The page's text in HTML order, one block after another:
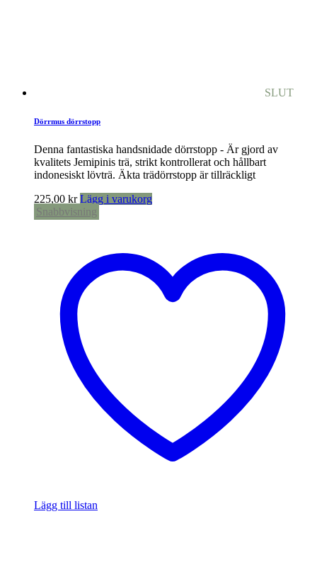
SLUT
Dörrmus dörrstopp
Denna fantastiska handsnidade dörrstopp - Är gjord av
kvalitets Jemipinis trä, strikt kontrollerat och hållbart
indonesiskt lövträ. Äkta trädörrstopp är tillräckligt
225,00 kr Lägg i varukorg
Snabbvisning
Lägg till listan